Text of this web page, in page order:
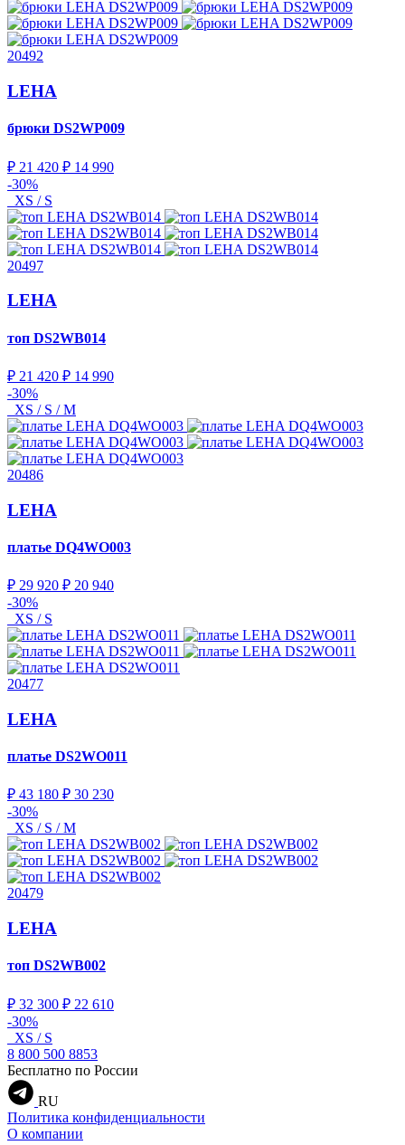
20492
LEHA
брюки DS2WP009
₽ 21 420 ₽ 14 990
-30%
XS / S
20497
LEHA
топ DS2WB014
₽ 21 420 ₽ 14 990
-30%
XS / S / M
20486
LEHA
платье DQ4WO003
₽ 29 920 ₽ 20 940
-30%
XS / S
20477
LEHA
платье DS2WO011
₽ 43 180 ₽ 30 230
-30%
XS / S / M
20479
LEHA
топ DS2WB002
₽ 32 300 ₽ 22 610
-30%
XS / S
8 800 500 8853
Бесплатно по России
RU
Политика конфиденциальности
О компании